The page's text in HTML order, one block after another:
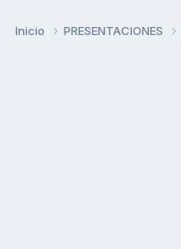
Inicio PRESENTACIONES